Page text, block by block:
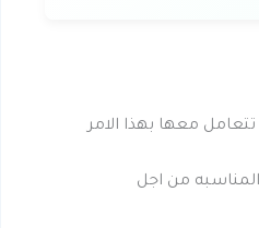
معها بهذا الامر
المناسبه من اجل